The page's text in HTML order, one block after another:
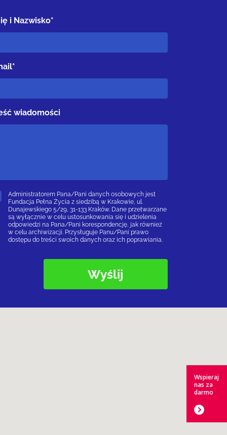
i Nazwisko*
wiadomości
Administratorem Pana/Pani danych osobowych jest
Fundacja Pełna Życia z siedzibą w Krakowie, ul.
Dunajewskiego 5/29, 31-133 Kraków. Dane przetwarzane
są wyłącznie w celu ustosunkowania się i udzielenia
odpowiedzi na Pana/Pani korespondencję, jak również
w celu archiwizacji. Przysługuje Panu/Pani prawo
dostępu do treści swoich danych oraz ich poprawiania.
Wspieraj
nas za
darmo